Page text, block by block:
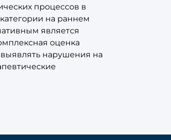
процессов в
на раннем
является
оценка
выявлять нарушения на